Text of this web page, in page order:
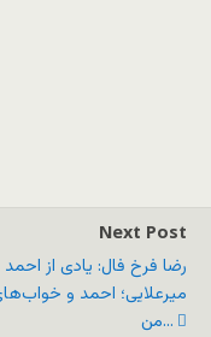
Next Post
رضا فرخ فال: یادی از احمد
میرعلایی؛ احمد و
من...